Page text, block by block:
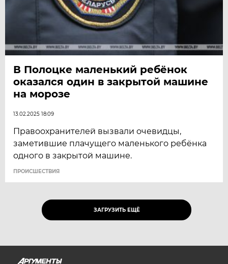
В Полоцке маленький ребёнок
оказался один в закрытой машине
на морозе
13.02.2025 18:09
Правоохранителей вызвали очевидцы,
заметившие плачущего маленького ребёнка
одного в закрытой машине.
ПРОИСШЕСТВИЯ
ЗАГРУЗИТЬ ЕЩЁ